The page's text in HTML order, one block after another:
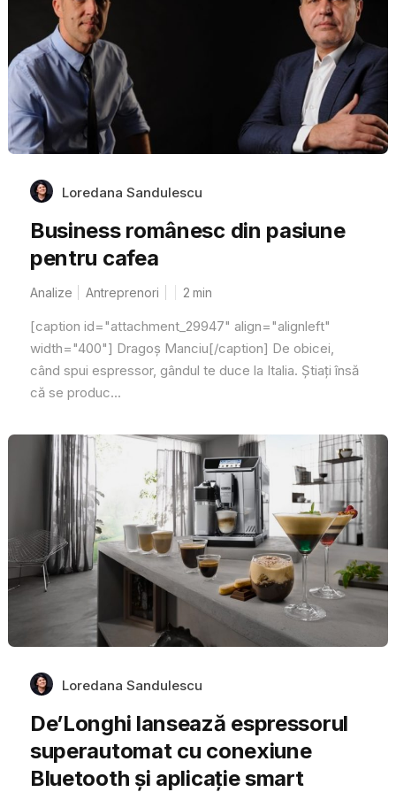
Loredana Sandulescu
Business românesc din pasiune
pentru cafea
Analize Antreprenori 2 min
[caption id="attachment_29947" align="alignleft"
width="400"] Dragoș Manciu[/caption] De obicei,
când spui espressor, gândul te duce la Italia. Știați însă
că se produc...
Loredana Sandulescu
De’Longhi lansează espressorul
superautomat cu conexiune
Bluetooth și aplicație smart